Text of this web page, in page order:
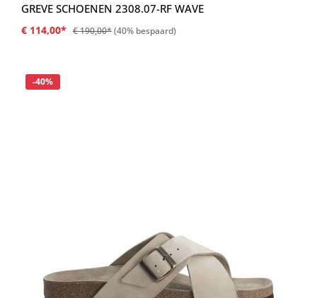
GREVE SCHOENEN 2308.07-RF WAVE
€ 114,00* € 190,00*(40% bespaard)
Korting
-40%